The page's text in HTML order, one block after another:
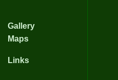
Gallery
Maps
Links